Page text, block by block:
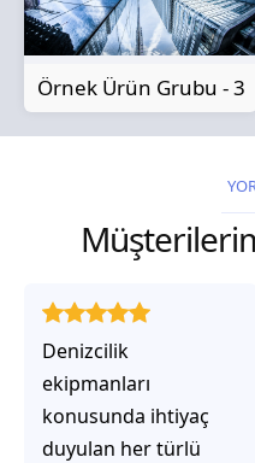
Örnek Ürün Grubu - 3
Solas Marine ailesine,
başta Aykut Bey ve
Ayhan Bey olmak
üzere, göstermiş